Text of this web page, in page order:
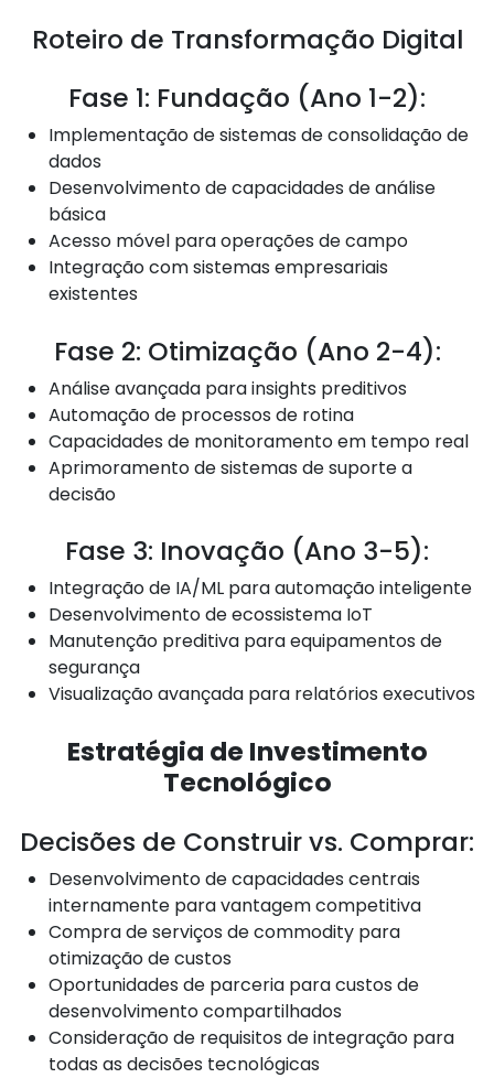
Roteiro de Transformação Digital
Fase 1: Fundação (Ano 1-2):
Implementação de sistemas de consolidação de
dados
Desenvolvimento de capacidades de análise
básica
Acesso móvel para operações de campo
Integração com sistemas empresariais
existentes
Fase 2: Otimização (Ano 2-4):
Análise avançada para insights preditivos
Automação de processos de rotina
Capacidades de monitoramento em tempo real
Aprimoramento de sistemas de suporte a
decisão
Fase 3: Inovação (Ano 3-5):
Integração de IA/ML para automação inteligente
Desenvolvimento de ecossistema IoT
Manutenção preditiva para equipamentos de
segurança
Visualização avançada para relatórios executivos
Estratégia de Investimento
Tecnológico
Decisões de Construir vs. Comprar:
Desenvolvimento de capacidades centrais
internamente para vantagem competitiva
Compra de serviços de commodity para
otimização de custos
Oportunidades de parceria para custos de
desenvolvimento compartilhados
Consideração de requisitos de integração para
todas as decisões tecnológicas